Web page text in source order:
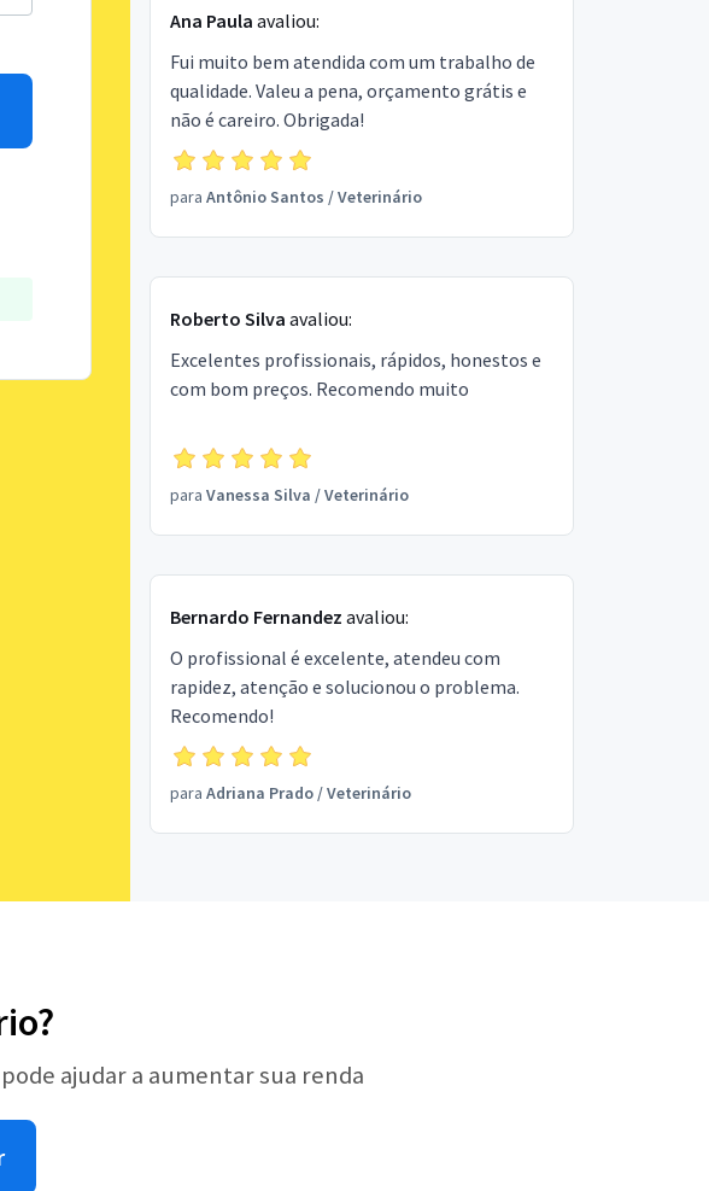
Ana Paula avaliou:
Fui muito bem atendida com um trabalho de
qualidade. Valeu a pena, orçamento grátis e
não é careiro. Obrigada!
para Antônio Santos /Veterinário
Roberto Silva avaliou:
Excelentes profissionais, rápidos, honestos e
com bom preços. Recomendo muito
para Vanessa Silva /Veterinário
Bernardo Fernandez avaliou:
O profissional é excelente, atendeu com
rapidez, atenção e solucionou o problema.
Recomendo!
para Adriana Prado/Veterinário
ajudar a aumentar sua renda